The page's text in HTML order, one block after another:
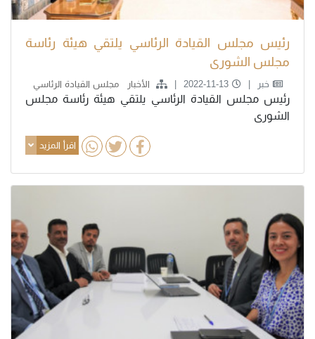
رئيس مجلس القيادة الرئاسي يلتقي هيئة رئاسة
مجلس الشورى
خبر 2022-11-13 الأخبار مجلس القيادة الرئاسي
رئيس مجلس القيادة الرئاسي يلتقي هيئة رئاسة مجلس
الشورى
اقرأ المزيد